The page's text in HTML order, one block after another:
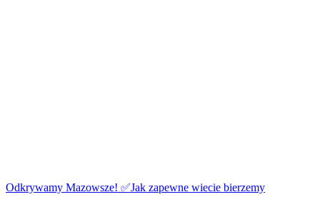
Odkrywamy Mazowsze! ✅Jak zapewne wiecie bierzemy